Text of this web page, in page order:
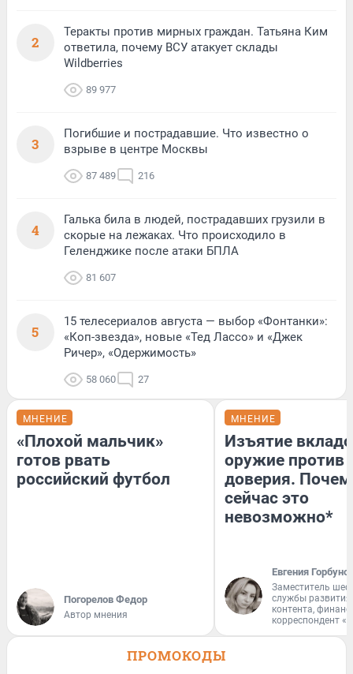
2
Теракты против мирных граждан. Татьяна Ким
ответила, почему ВСУ атакует склады
Wildberries
89 977
3
Погибшие и пострадавшие. Что известно о
взрыве в центре Москвы
87 489 216
4
Галька била в людей, пострадавших грузили в
скорые на лежаках. Что происходило в
Геленджике после атаки БПЛА
81 607
5
15 телесериалов августа — выбор «Фонтанки»:
«Коп-звезда», новые «Тед Лассо» и «Джек
Ричер», «Одержимость»
58 060 27
МНЕНИЕ
«Плохой мальчик»
готов рвать
российский футбол
Погорелов Федор
Автор мнения
МНЕНИЕ
Изъятие
оружие против
доверия.
сейчас это
невозможно*
Евгения
Заместитель
службы
контента,
корреспондент
ПРОМОКОДЫ